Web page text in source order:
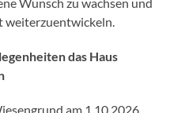
weiterzuentwickeln.
das Haus
am 1.10.2026.